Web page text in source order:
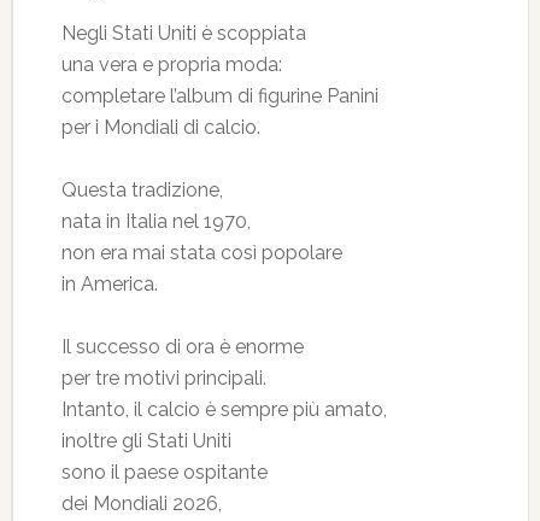
Negli Stati Uniti è scoppiata
una vera e propria moda:
completare l’album di figurine Panini
per i Mondiali di calcio.
Questa tradizione,
nata in Italia nel 1970,
non era mai stata così popolare
in America.
Il successo di ora è enorme
per tre motivi principali.
Intanto, il calcio è sempre più amato,
inoltre gli Stati Uniti
sono il paese ospitante
dei Mondiali 2026,